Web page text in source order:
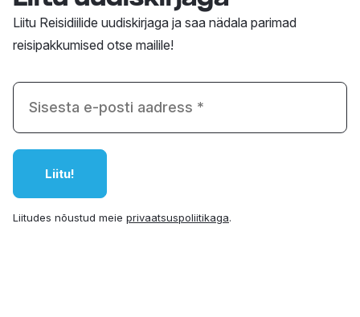
Liitu Reisidiilide uudiskirjaga ja saa nädala parimad
reisipakkumised otse mailile!
Liitudes nõustud meie privaatsuspoliitikaga.